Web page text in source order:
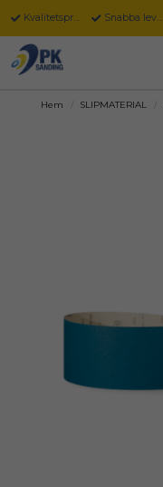
Kvalitetsprodukter Snabba leveranser
Hem SLIPMATERIAL